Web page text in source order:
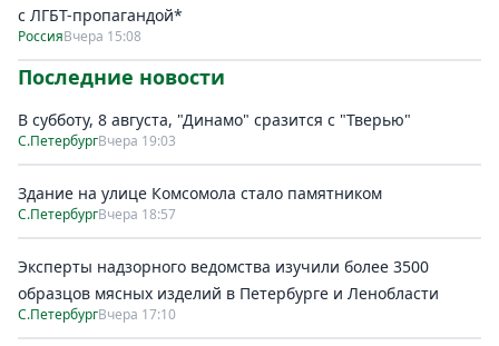
с ЛГБТ-пропагандой*
РоссияВчера 15:08
Последние новости
В субботу, 8 августа, "Динамо" сразится с "Тверью"
С.ПетербургВчера 19:03
Здание на улице Комсомола стало памятником
С.ПетербургВчера 18:57
Эксперты надзорного ведомства изучили более 3500
образцов мясных изделий в Петербурге и Ленобласти
С.ПетербургВчера 17:10